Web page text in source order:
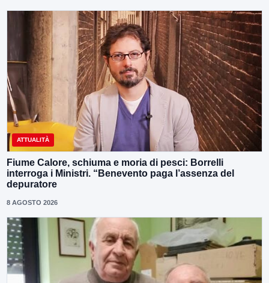
ATTUALITÀ
Fiume Calore, schiuma e moria di pesci: Borrelli
interroga i Ministri. “Benevento paga l’assenza del
depuratore
8 AGOSTO 2026